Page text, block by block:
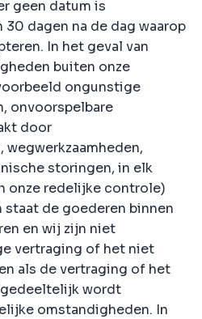
geen datum is
dagen na de dag waarop
In het geval van
buiten onze
ongunstige
onvoorspelbare
door
storingen, in elk
onze redelijke controle)
de goederen binnen
en wij zijn niet
vertraging of het niet
als de vertraging of het
wordt
omstandigheden. In